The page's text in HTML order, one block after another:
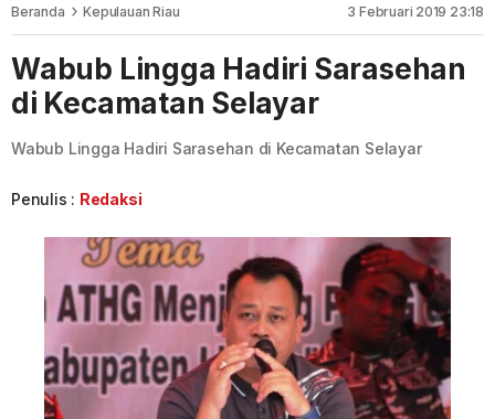
Beranda Kepulauan Riau 3 Februari 2019 23:18
Wabub Lingga Hadiri Sarasehan
di Kecamatan Selayar
Wabub Lingga Hadiri Sarasehan di Kecamatan Selayar
Penulis : Redaksi